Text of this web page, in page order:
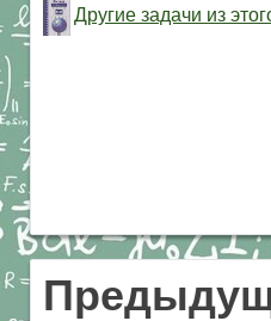
Другие задачи из